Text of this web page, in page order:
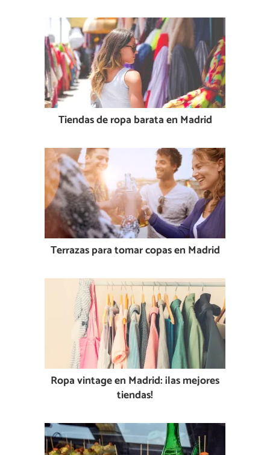
Tiendas de ropa barata en Madrid
Terrazas para tomar copas en Madrid
Ropa vintage en Madrid: ¡las mejores
tiendas!